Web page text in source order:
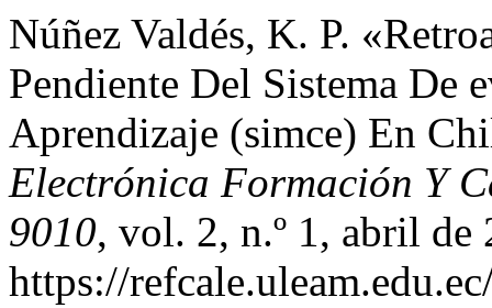
Núñez Valdés, K. P.
Pendiente Del Sistema De
Aprendizaje (simce) En
Electrónica Formación Y
9010, vol. 2, n.º 1, abril de
https://